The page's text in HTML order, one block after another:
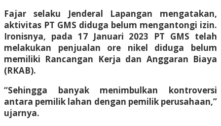
Fajar selaku Jenderal Lapangan mengatakan,
aktivitas PT GMS diduga belum mengantongi izin.
Ironisnya, pada 17 Januari 2023 PT GMS telah
melakukan penjualan ore nikel diduga belum
memiliki Rancangan Kerja dan Anggaran Biaya
(RKAB).
“Sehingga banyak menimbulkan kontroversi
antara pemilik lahan dengan pemilik perusahaan,”
ujarnya.